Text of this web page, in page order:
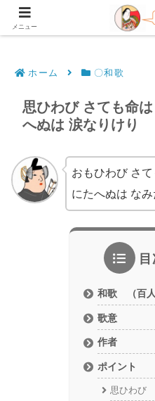
文法解説・逐語訳
ホーム 〇和歌
思ひわび さても命
へぬは 涙なりけり
おもひわび さ
にたへぬは なみ
和歌 （百人
歌意
作者
ポイント
思ひわび
メニュー